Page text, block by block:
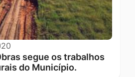
segue os trabalhos
do Município.